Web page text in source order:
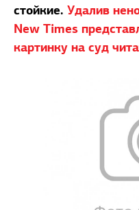
стойкие. Удалив
New Times
картинку на суд